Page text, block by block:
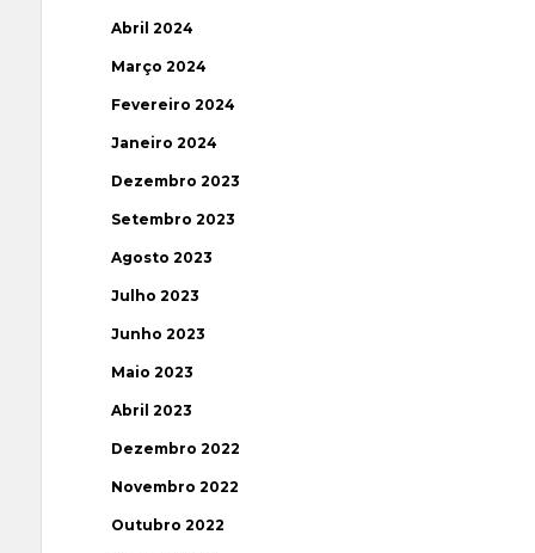
Abril 2024
Março 2024
Fevereiro 2024
Janeiro 2024
Dezembro 2023
Setembro 2023
Agosto 2023
Julho 2023
Junho 2023
Maio 2023
Abril 2023
Dezembro 2022
Novembro 2022
Outubro 2022